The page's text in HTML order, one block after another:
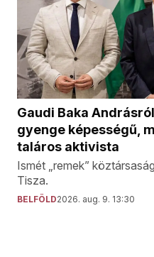
Gaudi Baka
gyenge képességű,
taláros aktivista
Ismét „remek”
Tisza.
BELFÖLD2026. aug. 9. 13:30